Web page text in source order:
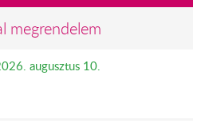
megrendelem
augusztus 10.